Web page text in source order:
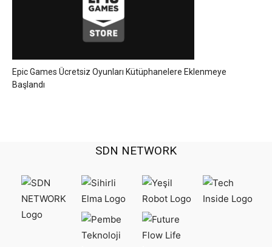
Epic Games Ücretsiz Oyunları Kütüphanelere Eklenmeye
Başlandı
SDN NETWORK